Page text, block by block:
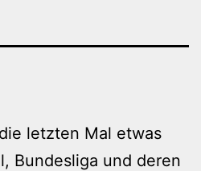
letzten Mal etwas
Bundesliga und deren